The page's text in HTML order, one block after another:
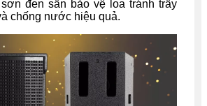
đen sần bảo vệ loa tránh trầy
chống nước hiệu quả.